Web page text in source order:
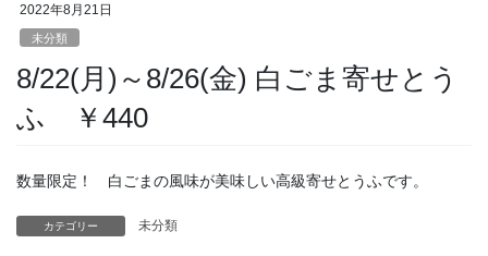
2022年8月21日
未分類
8/22(月)～8/26(金) 白ごま寄せとう
ふ ￥440
数量限定！ 白ごまの風味が美味しい高級寄せとうふです。
カテゴリー 未分類